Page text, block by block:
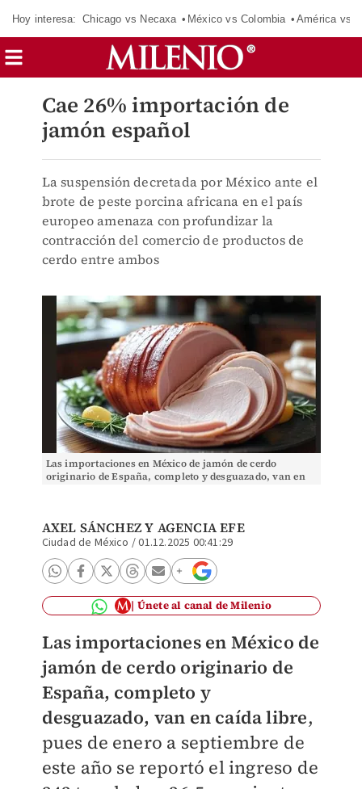
Hoy interesa: Chicago vs Necaxa México vs Colombia América vs
Cae 26% importación de
jamón español
La suspensión decretada por México ante el
brote de peste porcina africana en el país
europeo amenaza con profundizar la
contracción del comercio de productos de
cerdo entre ambos
Las importaciones en México de jamón de cerdo
originario de España, completo y desguazado, van en
AXEL SÁNCHEZY AGENCIA EFE
Ciudad de México /01.12.2025 00:41:29
Únete al canal de Milenio
Las importaciones en México de
jamón de cerdo originario de
España, completo y
desguazado, van en caída libre,
pues de enero a septiembre de
este año se reportó el ingreso de